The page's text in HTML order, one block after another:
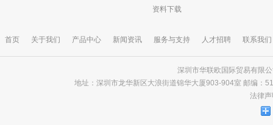
资料下载
首页 关于我们 产品中心 新闻资讯 服务与支持 人才招聘 联系我们
深圳市华联欧国际贸易有限
地址：深圳市龙华新区大浪街道锦华大厦903-904室 邮编
法律